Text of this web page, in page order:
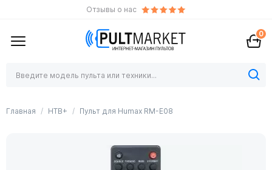
Отзывы о нас
0
Главная НТВ+ Пульт для Humax RM-E08